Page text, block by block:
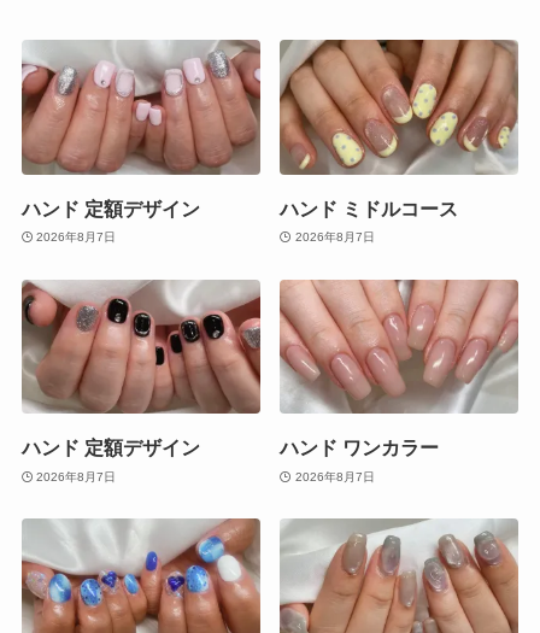
ハンド 定額デザイン
2026年8月7日
ハンド ミドルコース
2026年8月7日
ハンド 定額デザイン
2026年8月7日
ハンド ワンカラー
2026年8月7日